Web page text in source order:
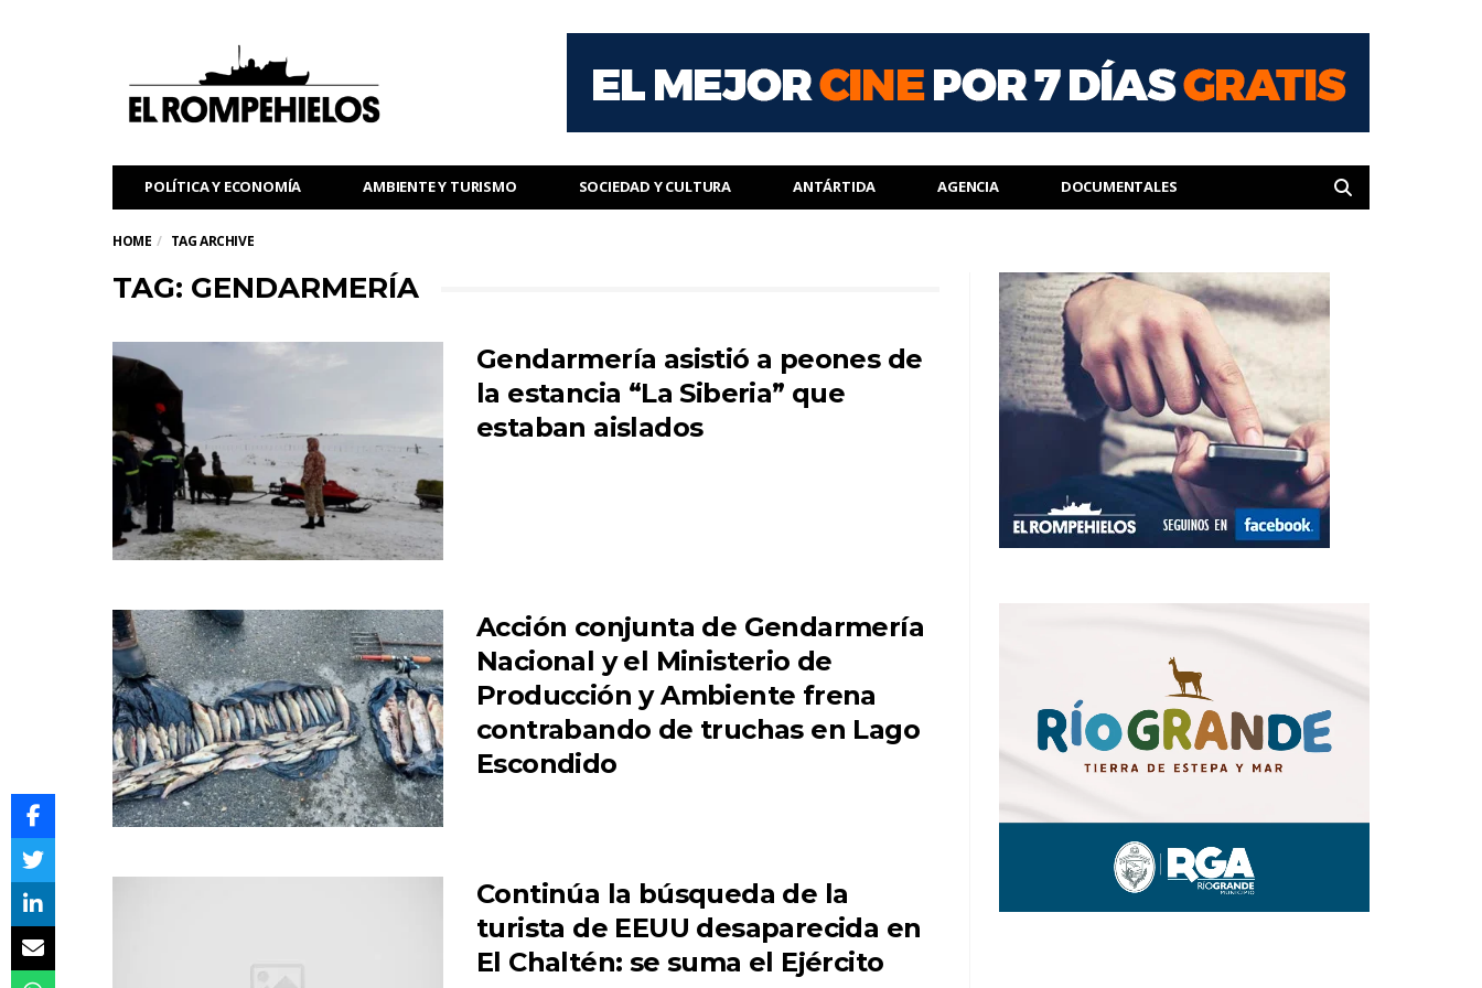
POLÍTICA Y ECONOMÍA AMBIENTE Y TURISMO SOCIEDAD Y CULTURA ANTÁRTIDA AGENCIA DOCUMENTALES
HOME TAG ARCHIVE
TAG: GENDARMERÍA
Gendarmería asistió a peones de
la estancia “La Siberia” que
estaban aislados
Acción conjunta de Gendarmería
Nacional y el Ministerio de
Producción y Ambiente frena
contrabando de truchas en Lago
Escondido
Continúa la búsqueda de la
turista de EEUU desaparecida en
El Chaltén: se suma el Ejército